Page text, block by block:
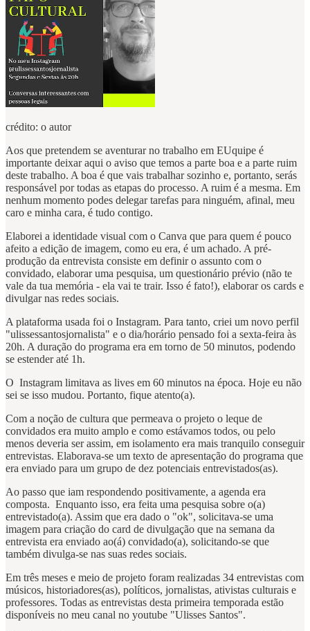
crédito: o autor
Aos que pretendem se aventurar no trabalho em EUquipe é
importante deixar aqui o aviso que temos a parte boa e a parte ruim
deste trabalho. A boa é que vais trabalhar sozinho e, portanto, serás
responsável por todas as etapas do processo. A ruim é a mesma. Em
nenhum momento podes delegar tarefas para ninguém, afinal, meu
caro e minha cara, é tudo contigo.
Elaborei a identidade visual com o Canva que para quem é pouco
afeito a edição de imagem, como eu era, é um achado. A pré-
produção da entrevista consiste em definir o assunto com o
convidado, elaborar uma pesquisa, um questionário prévio (não te
vale da tua memória - ela vai te trair. Isso é fato!), elaborar os cards e
divulgar nas redes sociais.
A plataforma usada foi o Instagram. Para tanto, criei um novo perfil
"ulissessantosjornalista" e o dia/horário pensado foi a sexta-feira às
20h. A duração do programa era em torno de 50 minutos, podendo
se estender até 1h.
O Instagram limitava as lives em 60 minutos na época. Hoje eu não
sei se isso mudou. Portanto, fique atento(a).
Com a noção de cultura que permeava o projeto o leque de
convidados era muito amplo e como estávamos todos, ou pelo
menos deveria ser assim, em isolamento era mais tranquilo conseguir
entrevistas. Elaborava-se um texto de apresentação do programa que
era enviado para um grupo de dez potenciais entrevistados(as).
Ao passo que iam respondendo positivamente, a agenda era
composta. Enquanto isso, era feita uma pesquisa sobre o(a)
entrevistado(a). Assim que era dado o "ok", solicitava-se uma
imagem para criação do card de divulgação que na semana da
entrevista era enviado ao(á) convidado(a), solicitando-se que
também divulga-se nas suas redes sociais.
Em três meses e meio de projeto foram realizadas 34 entrevistas com
músicos, historiadores(as), políticos, jornalistas, ativistas culturais e
professores. Todas as entrevistas desta primeira temporada estão
disponíveis no meu canal no youtube "Ulisses Santos".